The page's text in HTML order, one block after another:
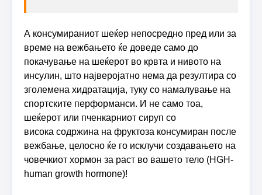
А консумираниот шеќер непосредно пред или за
време на вежбањето ќе доведе само до
покачување на шеќерот во крвта и нивото на
инсулин, што најверојатно нема да резултира со
зголемена хидратација, туку со намалување на
спортските перформанси. И не само тоа,
шеќерот или пченкарниот сируп со
висока содржина на фруктоза консумиран после
вежбање, целосно ќе го исклучи создавањето на
човечкиот хормон за раст во вашето тело (HGH-
human growth hormone)!